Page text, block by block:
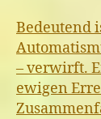
Bedeutend
– verwirft.
ewigen